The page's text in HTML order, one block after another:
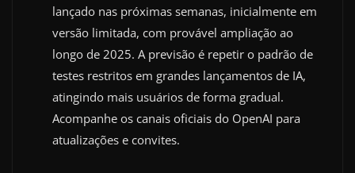
lançado nas próximas semanas, inicialmente em
versão limitada, com provável ampliação ao
longo de 2025. A previsão é repetir o padrão de
testes restritos em grandes lançamentos de IA,
atingindo mais usuários de forma gradual.
Acompanhe os canais oficiais do OpenAI para
atualizações e convites.